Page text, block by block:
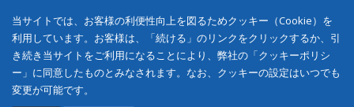
当サイトでは、お客様の利便性向上を図るためクッキー（Cookie）を
利用しています。お客様は、「続ける」のリンクをクリックするか、引
き続き当サイトをご利用になることにより、弊社の「クッキーポリシ
ー」に同意したものとみなされます。なお、クッキーの設定はいつでも
変更が可能です。